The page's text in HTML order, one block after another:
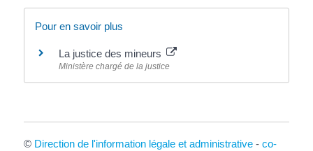
Pour en savoir plus
La justice des mineurs
Ministère chargé de la justice
© Direction de l'information légale et administrative- co-